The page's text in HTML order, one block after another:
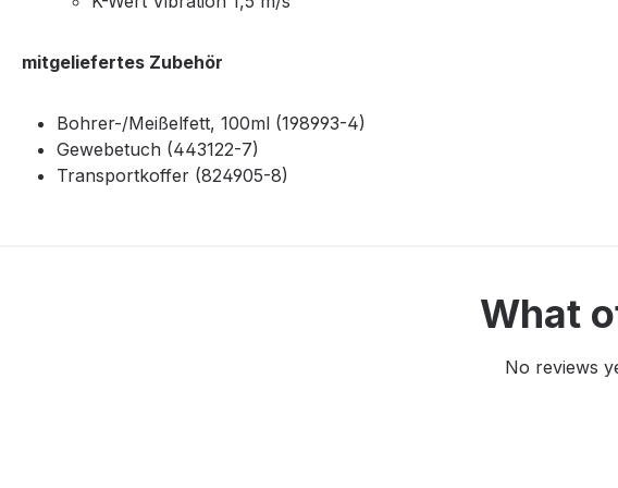
mitgeliefertes Zubehör
Bohrer-/Meißelfett, 100ml (198993-4)
Gewebetuch (443122-7)
Transportkoffer (824905-8)
What
No reviews